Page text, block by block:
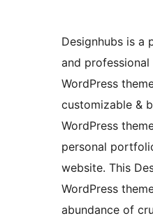
Designhubs is a
and
WordPress
customizable &
WordPress
personal
website. This
WordPress
abundance of